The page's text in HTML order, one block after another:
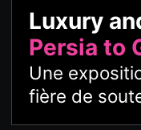
Luxury
Persia to
Une
fière de